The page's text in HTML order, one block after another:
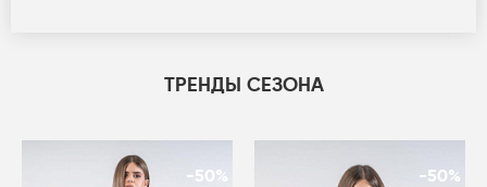
ТРЕНДЫ СЕЗОНА
-50% -50%